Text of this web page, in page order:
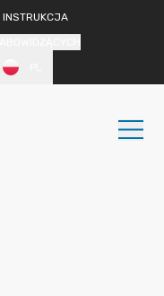
INSTRUKCJA